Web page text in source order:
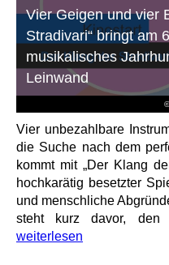
Vier Geigen und vier
Stradivari“ bringt am
musikalisches
Leinwand
Vier unbezahlbare
die Suche nach dem
kommt mit „Der Klang
hochkarätig besetzter
und menschliche
steht kurz davor, den
weiterlesen